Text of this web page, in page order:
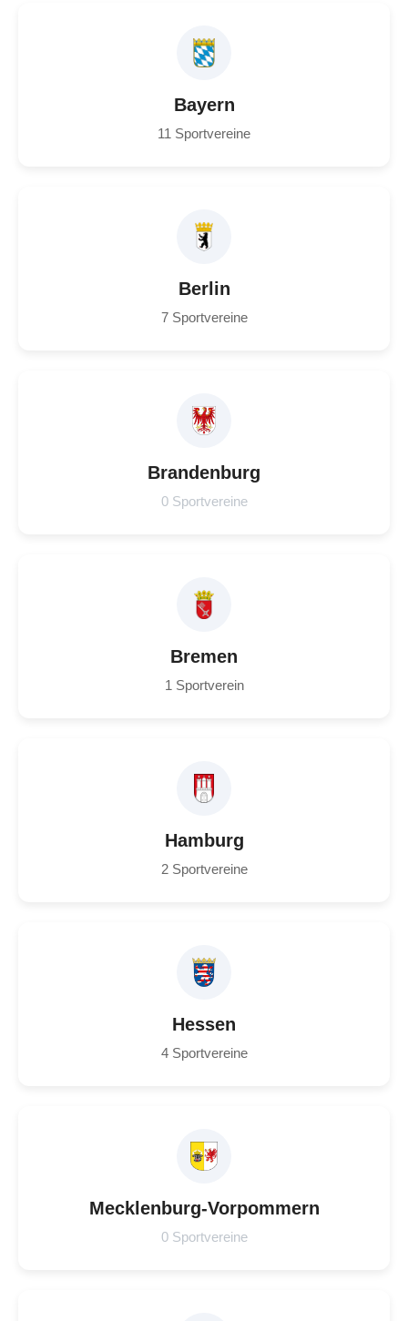
Bayern
11 Sportvereine
Berlin
7 Sportvereine
Brandenburg
0 Sportvereine
Bremen
1 Sportverein
Hamburg
2 Sportvereine
Hessen
4 Sportvereine
Mecklenburg-Vorpommern
0 Sportvereine